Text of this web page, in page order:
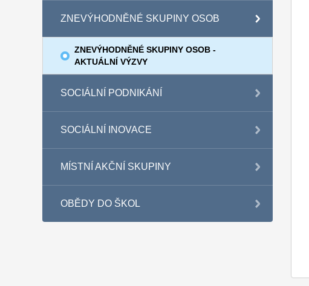
ZNEVÝHODNĚNÉ SKUPINY OSOB
ZNEVÝHODNĚNÉ SKUPINY OSOB -
AKTUÁLNÍ VÝZVY
SOCIÁLNÍ PODNIKÁNÍ
SOCIÁLNÍ INOVACE
MÍSTNÍ AKČNÍ SKUPINY
OBĚDY DO ŠKOL